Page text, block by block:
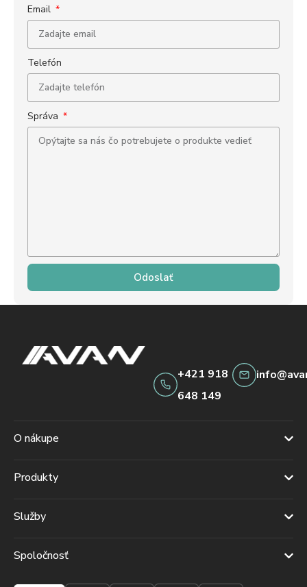
Email
Telefón
Správa
Odoslať
+421 918
648 149
O nákupe
Produkty
Služby
Spoločnosť